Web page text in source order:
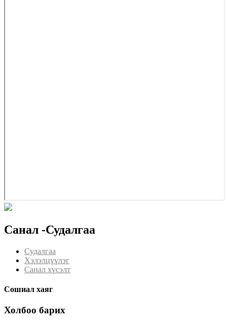
Санал -Судалгаа
Судалгаа
Хэлэлцүүлэг
Санал хүсэлт
Сошиал хаяг
Холбоо барих